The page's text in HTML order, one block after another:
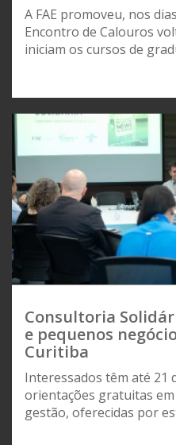
A FAE promoveu, nos
Encontro de Calouros
iniciam os cursos de
Consultoria
e pequenos
Curitiba
Interessados têm até 21
orientações gratuitas
gestão, oferecidas por